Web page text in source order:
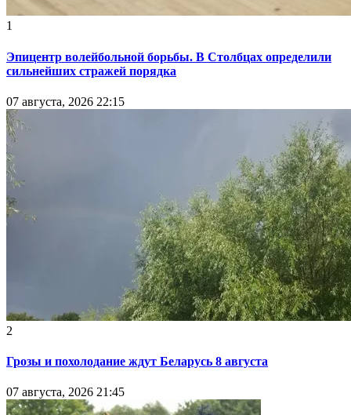
1
Эпицентр волейбольной борьбы. В Столбцах определили
сильнейших стражей порядка
07 августа, 2026 22:15
2
Грозы и похолодание ждут Беларусь 8 августа
07 августа, 2026 21:45